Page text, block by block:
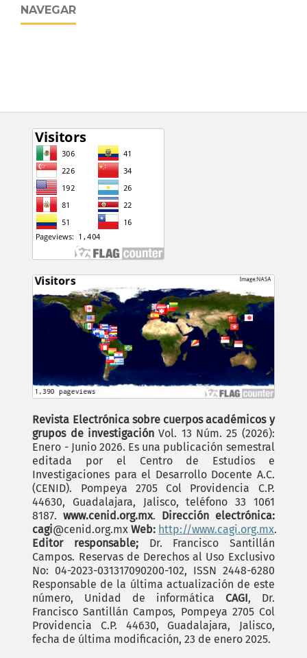
NAVEGAR
Revista Electrónica sobre cuerpos académicos y
grupos de investigación Vol. 13 Núm. 25 (2026):
Enero - Junio 2026. Es una publicación semestral
editada por el Centro de Estudios e
Investigaciones para el Desarrollo Docente A.C.
(CENID). Pompeya 2705 Col Providencia C.P.
44630, Guadalajara, Jalisco, teléfono 33 1061
8187.www.cenid.org.mx. Dirección electrónica:
cagi@cenid.org.mxWeb: http://www.cagi.org.mx.
Editor responsable;Dr. Francisco Santillán
Campos. Reservas de Derechos al Uso Exclusivo
No: 04-2023-031317090200-102, ISSN 2448-6280
Responsable de la última actualización de este
número, Unidad de informática CAGI, Dr.
Francisco Santillán Campos, Pompeya 2705 Col
Providencia C.P. 44630, Guadalajara, Jalisco,
fecha de última modificación, 23 de enero 2025.